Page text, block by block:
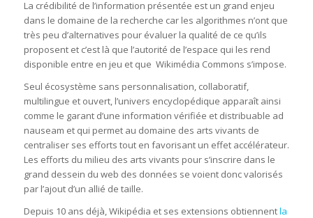
La crédibilité de l’information présentée est un grand enjeu
dans le domaine de la recherche car les algorithmes n’ont que
très peu d’alternatives pour évaluer la qualité de ce qu’ils
proposent et c’est là que l’autorité de l’espace qui les rend
disponible entre en jeu et que Wikimédia Commons s’impose.
Seul écosystème sans personnalisation, collaboratif,
multilingue et ouvert, l’univers encyclopédique apparaît ainsi
comme le garant d’une information vérifiée et distribuable ad
nauseam et qui permet au domaine des arts vivants de
centraliser ses efforts tout en favorisant un effet accélérateur.
Les efforts du milieu des arts vivants pour s’inscrire dans le
grand dessein du web des données se voient donc valorisés
par l’ajout d’un allié de taille.
Depuis 10 ans déjà, Wikipédia et ses extensions obtiennentla